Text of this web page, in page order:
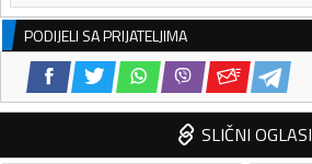
PODIJELI SA PRIJATELJIMA
SLIČNI OGLASI